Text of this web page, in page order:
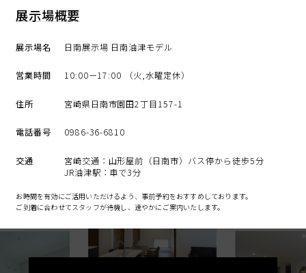
展示場概要
展示場名 日南展示場 日南油津モデル
営業時間 10:00ー17:00 （火,水曜定休）
住所 宮崎県日南市園田2丁目157-1
電話番号 0986-36-6810
交通
宮崎交通：山形屋前（日南市）バス停から徒歩5分
JR油津駅：車で3分
お時間を有効にご活用いただけるよう、事前予約をおすすめしております。
ご到着に合わせてスタッフが待機し、速やかにご案内いたします。